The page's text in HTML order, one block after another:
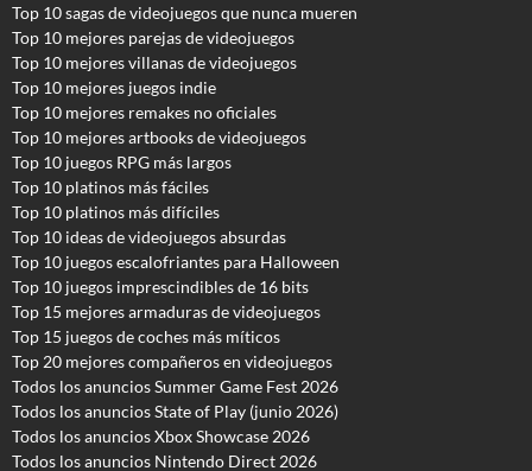
Top 10 sagas de videojuegos que nunca mueren
Top 10 mejores parejas de videojuegos
Top 10 mejores villanas de videojuegos
Top 10 mejores juegos indie
Top 10 mejores remakes no oficiales
Top 10 mejores artbooks de videojuegos
Top 10 juegos RPG más largos
Top 10 platinos más fáciles
Top 10 platinos más difíciles
Top 10 ideas de videojuegos absurdas
Top 10 juegos escalofriantes para Halloween
Top 10 juegos imprescindibles de 16 bits
Top 15 mejores armaduras de videojuegos
Top 15 juegos de coches más míticos
Top 20 mejores compañeros en videojuegos
Todos los anuncios Summer Game Fest 2026
Todos los anuncios State of Play (junio 2026)
Todos los anuncios Xbox Showcase 2026
Todos los anuncios Nintendo Direct 2026